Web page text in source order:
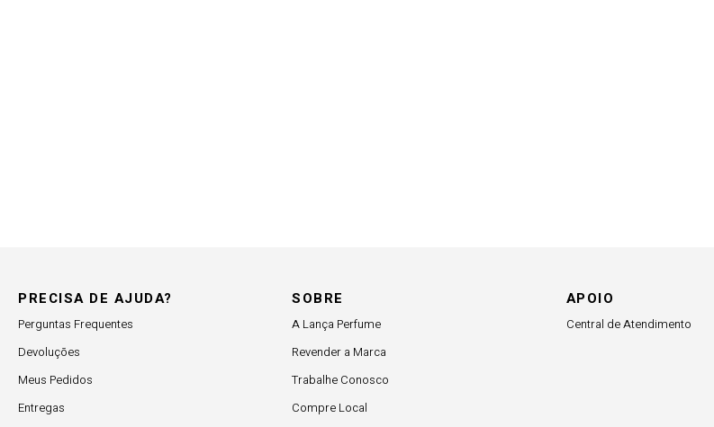
PRECISA DE AJUDA?
Perguntas Frequentes
Devoluções
Meus Pedidos
Entregas
SOBRE
A Lança Perfume
Revender a Marca
Trabalhe Conosco
Compre Local
APOIO
Central de Atendimento